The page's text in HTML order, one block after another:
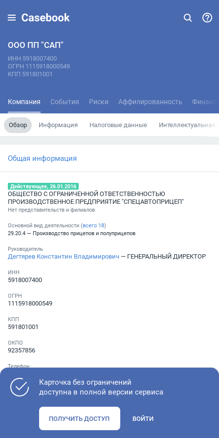
ООО ПП "САП"
ИНН 5918007400
ОГРН 1115918000549
КПП 591801001
Компания События Риски Аффилированность
Обзор Информация Налоговые данные Интеллектуальная
Общая информация
Действующее, 26.01.2016
ОБЩЕСТВО С ОГРАНИЧЕННОЙ ОТВЕТСТВЕННОСТЬЮ
ПРОИЗВОДСТВЕННОЕ ПРЕДПРИЯТИЕ "СПЕЦАВТОПРИЦЕП"
Нет представительств и филиалов
Основной вид деятельности (всего 18)
29.20.4 — Производство прицепов и полуприцепов
Руководитель
Дегтярев Константин Владимирович — ГЕНЕРАЛЬНЫЙ ДИРЕКТОР
ИНН
5918007400
ОГРН
1115918000549
КПП
591801001
ОКПО
92357856
Телефон
Как оценить состояние компании
Карточка без ограничений
доступна в полной версии сервиса
ПОЛУЧИТЬ ДОСТУП ВОЙТИ